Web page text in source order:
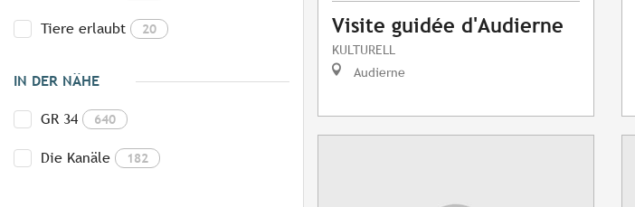
Tiere erlaubt 20
IN DER NÄHE
GR 34 640
Die Kanäle 182
Visite guidée d'Audierne
KULTURELL
Audierne